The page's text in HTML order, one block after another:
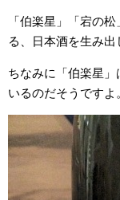
「伯楽星」「宕の
る、日本酒を生み出
ちなみに「伯楽星
いるのだそうですよ